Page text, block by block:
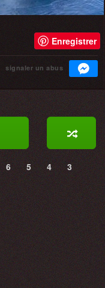
Enregistrer
signaler un abus
6 5 4 3